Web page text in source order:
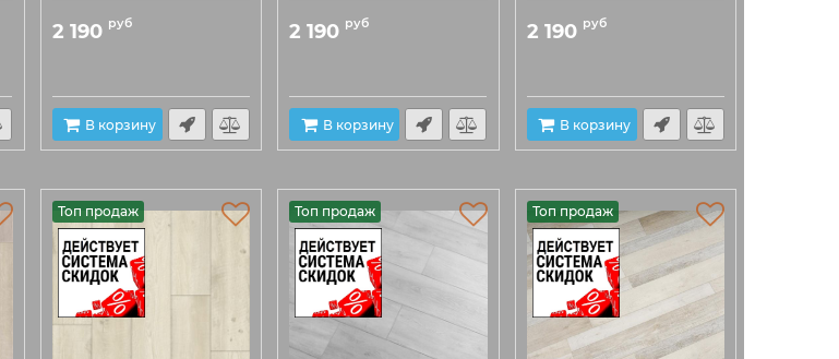
2 190 руб
В корзину
2 190 руб
В корзину
2 190 руб
В корзину
Топ продаж Топ продаж Топ продаж